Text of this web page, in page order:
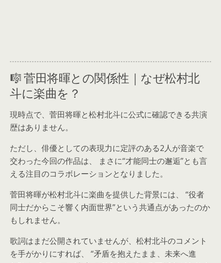
🎼 菅田将暉との関係性｜なぜ松村北
斗に楽曲を？
現時点で、菅田将暉と松村北斗に公式に確認できる共演
歴はありません。
ただし、俳優としての表現力に定評のある2人が音楽で
交わった今回の作品は、 まさに“才能同士の邂逅”とも言
える注目のコラボレーションとなりました。
菅田将暉が松村北斗に楽曲を提供した背景には、 “役者
同士だからこそ響く内面世界”という共通点があったのか
もしれません。
歌詞はまだ公開されていませんが、松村北斗のコメント
を手がかりにすれば、 “矛盾を抱えたまま、未来へ進